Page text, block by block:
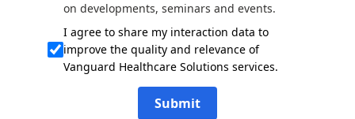
on developments, seminars and events.
I agree to share my interaction data to
improve the quality and relevance of
Vanguard Healthcare Solutions services.
Submit